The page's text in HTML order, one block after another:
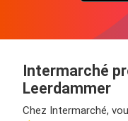
Intermarché
Leerdammer
Chez Intermarché,